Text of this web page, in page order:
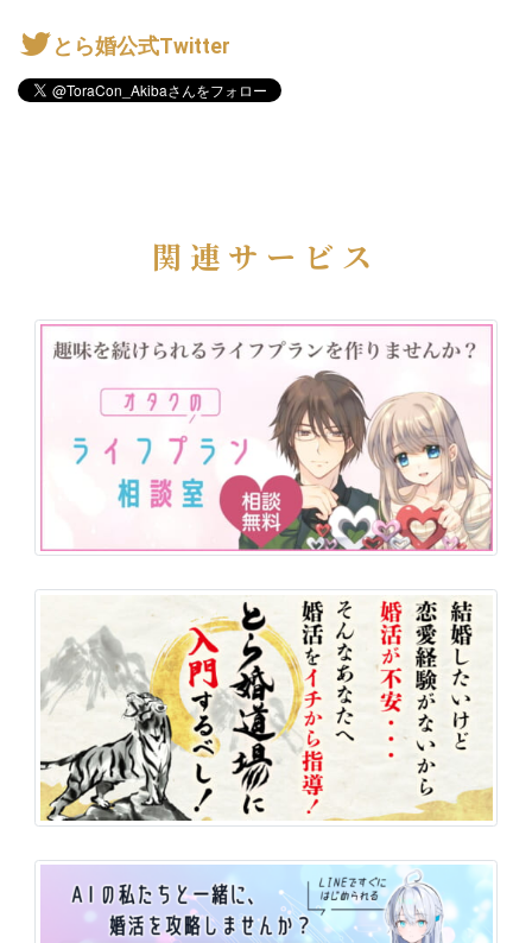
とら婚公式Twitter
関連サービス